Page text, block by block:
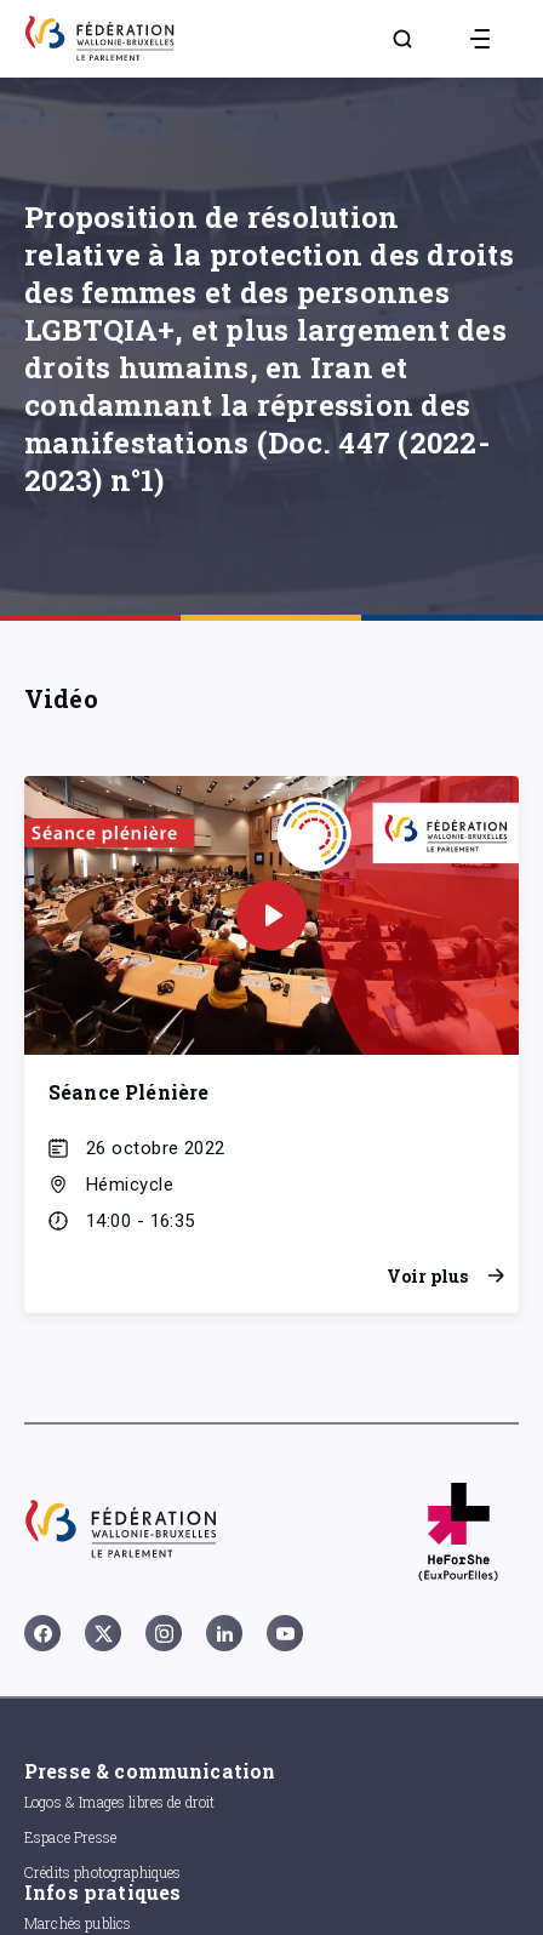
Aller à la page
Proposition de résolution
relative à la protection des droits
des femmes et des personnes
LGBTQIA+, et plus largement des
droits humains, en Iran et
condamnant la répression des
manifestations (Doc. 447 (2022-
2023) n°1)
Vidéo
Séance Plénière
26 octobre 2022
Hémicycle
14:00 - 16:35
Voir plus
Presse & communication
Logos & Images libres de droit
Espace Presse
Crédits photographiques
Infos pratiques
Marchés publics